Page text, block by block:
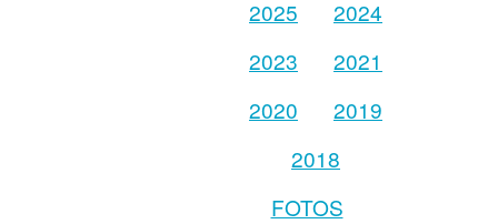
2025
2024
2023
2021
2020
2019
2018
FOTOS